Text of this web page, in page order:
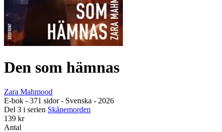
Den som hämnas
Zara Mahmood
E-bok - 371 sidor- Svenska - 2026
Del 3 i serien Skånemorden
139 kr
Antal